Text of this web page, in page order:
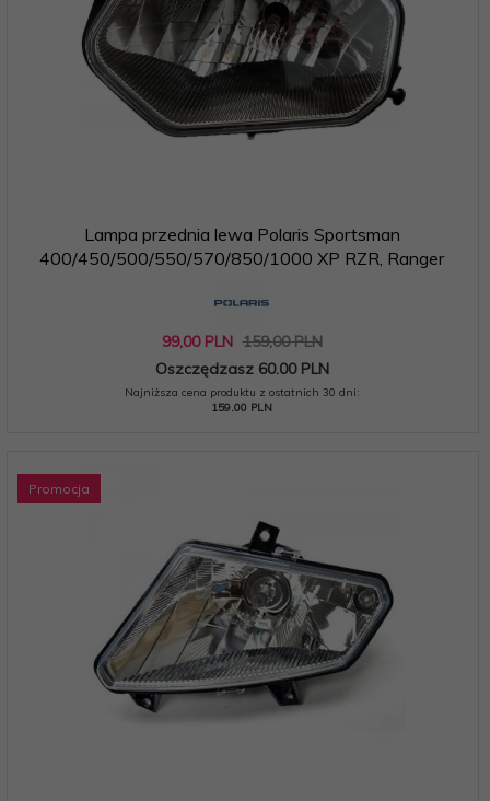
Lampa przednia lewa Polaris Sportsman
400/450/500/550/570/850/1000 XP RZR, Ranger
99,00 PLN 159,00 PLN
Oszczędzasz 60.00 PLN
Najniższa cena produktu z ostatnich 30 dni:
159.00 PLN
Promocja